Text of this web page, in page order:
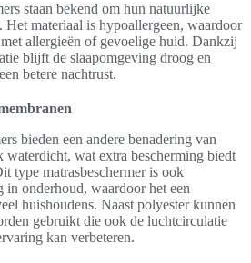
staan bekend om hun natuurlijke
Het materiaal is hypoallergeen, waardoor
allergieën of gevoelige huid. Dankzij
blijft de slaapomgeving droog en
betere nachtrust.
bieden een andere benadering van
waterdicht, wat extra bescherming biedt
type matrasbeschermer is ook
onderhoud, waardoor het een
huishoudens. Naast polyester kunnen
gebruikt die ook de luchtcirculatie
kan verbeteren.